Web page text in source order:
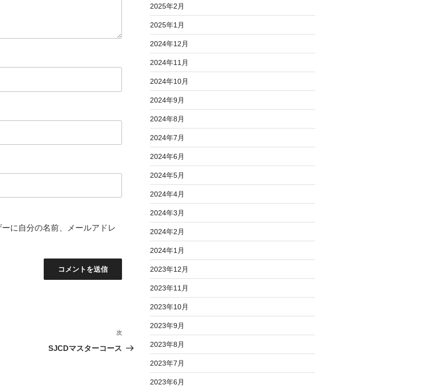
に自分の名前、メールアドレ
次
の
次
SJCDマスターコース
2025年2月
2025年1月
2024年12月
2024年11月
2024年10月
2024年9月
2024年8月
2024年7月
2024年6月
2024年5月
2024年4月
2024年3月
2024年2月
2024年1月
2023年12月
2023年11月
2023年10月
2023年9月
2023年8月
2023年7月
2023年6月